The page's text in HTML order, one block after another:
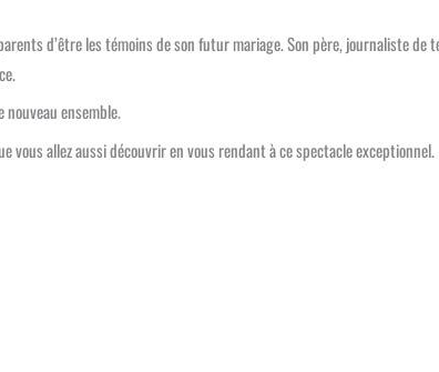
d’être les témoins de son futur mariage. Son père, journaliste de
ensemble.
allez aussi découvrir en vous rendant à ce spectacle exceptionnel.